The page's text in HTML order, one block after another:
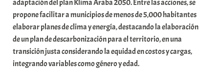
u
n
i
t
a
t
adaptación del plan Klima Araba 2050. Entre las acciones, se
propone facilitar a municipios de menos de 5,000 habitantes
elaborar planes de clima y energía, destacando la elaboración
de un plan de descarbonización para el territorio, en una
transición justa considerando la equidad en costos y cargas,
integrando variables como género y edad.